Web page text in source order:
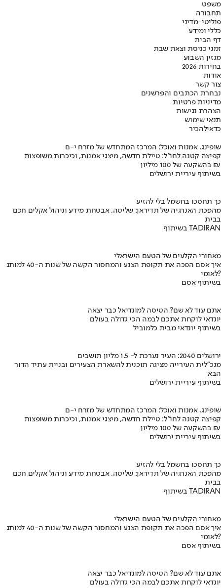
משפט
תחבורה
פוליטי-מדיני
כללי ומידע
דף הבית
זמני כניסת וצאת שבת
מגזין השבוע
בחירות 2026
אודות
צור קשר
נבחרת הכתבים והפרשנים
מדיניות פרטיות
הצהרת נגישות
תנאי שימוש
כדאילהכיר
שופינג, אמנות ואוכל: המרכז המתחדש של מזרח י-ם
קפיצה קטנה לחו"ל: טיילת חדשה, מיצגי אמנות, וכיכרות משופצות
בהשקעה של 100 מיליון ₪
בשיתוף עיריית ירושלים
כך תחסכו בחשמל בלי להזיע
מהפכת האנרגיה של תדיראן: שליטה, אבטחת מידע וניהול אקלים חכם
בבית
בשיתוף TADIRAN
מאחורי הקלעים של הטעם הישראלי
איך אסם הפכה את תקופת הצנע והמחסור הקשה של שנות ה-40 למותג
לאומי?
בשיתוף אסם
אתם עוד לא שם? הטיסה למונדיאל כבר יצאה
יונדאי לוקחת אתכם לבמה הכי גדולה בעולם
בשיתוף יונדאי מבית כלמוביל
ירושלים 2040: העיר נערכת ל- 1.5 מליון תושבים
מנכ"לית העירייה מציגה תוכנית להשארת הצעירים ובניית עתיד הדור
הבא
בשיתוף עיריית ירושלים
שופינג, אמנות ואוכל: המרכז המתחדש של מזרח י-ם
קפיצה קטנה לחו"ל: טיילת חדשה, מיצגי אמנות, וכיכרות משופצות
בהשקעה של 100 מיליון ₪
בשיתוף עיריית ירושלים
כך תחסכו בחשמל בלי להזיע
מהפכת האנרגיה של תדיראן: שליטה, אבטחת מידע וניהול אקלים חכם
בבית
בשיתוף TADIRAN
מאחורי הקלעים של הטעם הישראלי
איך אסם הפכה את תקופת הצנע והמחסור הקשה של שנות ה-40 למותג
לאומי?
בשיתוף אסם
אתם עוד לא שם? הטיסה למונדיאל כבר יצאה
יונדאי לוקחת אתכם לבמה הכי גדולה בעולם